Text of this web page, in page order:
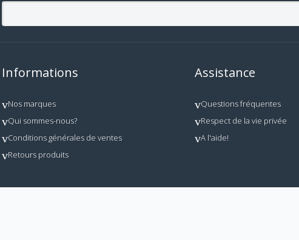
Informations
Nos marques
Qui sommes-nous?
Conditions générales de ventes
Retours produits
Assistance
Questions fréquentes
Respect de la vie privée
A l'aide!